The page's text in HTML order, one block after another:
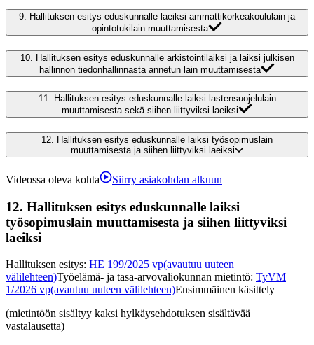
9. Hallituksen esitys eduskunnalle laeiksi ammattikorkeakoululain ja
opintotukilain muuttamisesta
10.
Hallituksen esitys eduskunnalle arkistointilaiksi ja laiksi julkisen
hallinnon tiedonhallinnasta annetun lain muuttamisesta
11. Hallituksen esitys eduskunnalle laiksi lastensuojelulain
muuttamisesta sekä siihen liittyviksi laeiksi
12. Hallituksen esitys eduskunnalle laiksi työsopimuslain
muuttamisesta ja siihen liittyviksi laeiksi
Videossa oleva kohta Siirry asiakohdan alkuun
12. Hallituksen esitys eduskunnalle laiksi
työsopimuslain muuttamisesta ja siihen liittyviksi
laeiksi
Hallituksen esitys: HE 199/2025 vp(avautuu uuteen
välilehteen)Työelämä- ja tasa-arvovaliokunnan mietintö: TyVM
1/2026 vp(avautuu uuteen välilehteen)Ensimmäinen käsittely
(mietintöön sisältyy kaksi hylkäysehdotuksen sisältävää
vastalausetta)